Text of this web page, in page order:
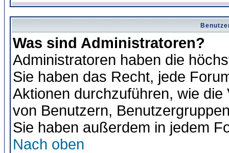
Was sind Administratoren?
Administratoren haben die
Sie haben das Recht, jede
Aktionen durchzuführen, wie
von Benutzern,
Sie haben außerdem in jedem
Nach oben